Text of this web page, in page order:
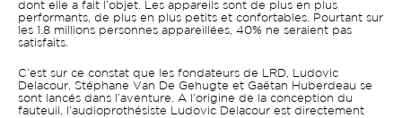
dont elle a fait l’objet. Les appareils sont de plus en plus
performants, de plus en plus petits et confortables. Pourtant sur
les 1.8 millions personnes appareillées, 40% ne seraient pas
satisfaits.
C’est sur ce constat que les fondateurs de LRD, Ludovic
Delacour, Stéphane Van De Gehugte et Gaëtan Huberdeau se
sont lancés dans l’aventure. A l’origine de la conception du
fauteuil, l’audioprothésiste Ludovic Delacour est directement